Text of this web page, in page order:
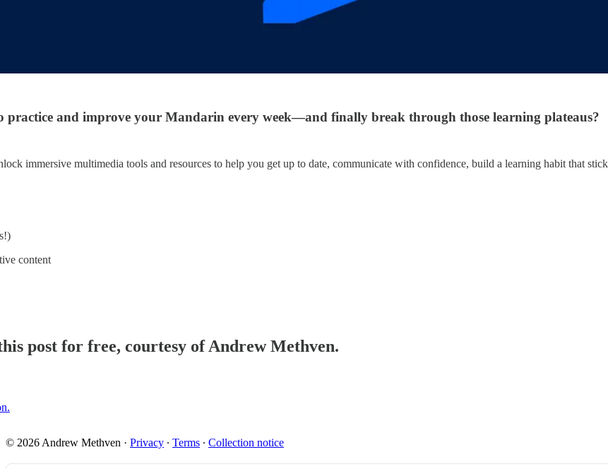
practice and improve your Mandarin every week—and finally break through those learning plateaus?
immersive multimedia tools and resources to help you get up to date, communicate with confidence, build a learning habit that
content
post for free, courtesy of Andrew Methven.
© 2026 Andrew Methven · Privacy ∙ Terms ∙ Collection notice